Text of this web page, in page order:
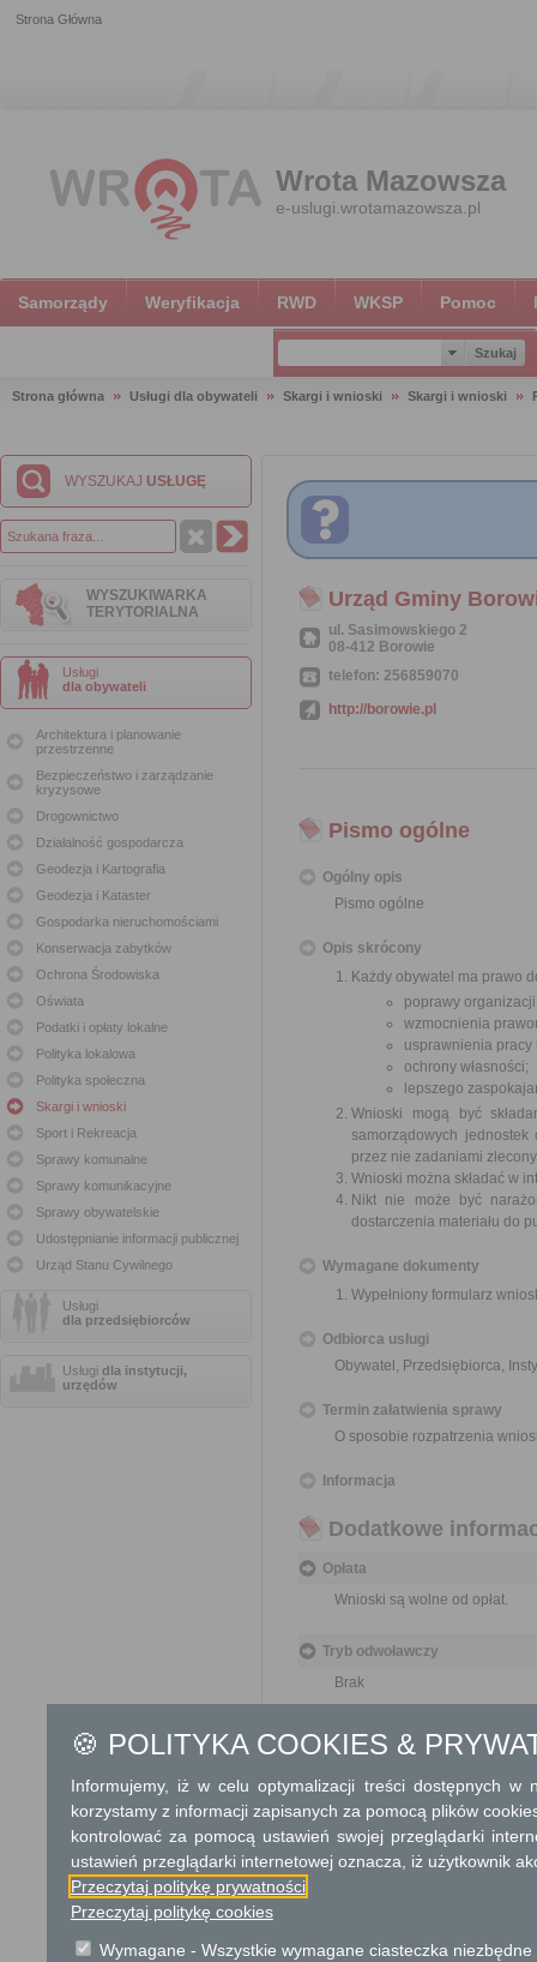
Strona Główna
Wrota Mazowsza
e-uslugi.wrotamazowsza.pl
Samorządy Weryfikacja RWD WKSP Pomoc
Strona główna Usługi dla obywateli Skargi i wnioski Skargi i wnioski
WYSZUKAJ USŁUGĘ
WYSZUKIWARKA
TERYTORIALNA
Usługi
dla obywateli
Architektura i planowanie
przestrzenne
Bezpieczeństwo i zarządzanie
kryzysowe
Drogownictwo
Działalność gospodarcza
Geodezja i Kartografia
Geodezja i Kataster
Gospodarka nieruchomościami
Konserwacja zabytków
Ochrona Środowiska
Oświata
Podatki i opłaty lokalne
Polityka lokalowa
Polityka społeczna
Skargi i wnioski
Sport i Rekreacja
Sprawy komunalne
Sprawy komunikacyjne
Sprawy obywatelskie
Udostępnianie informacji publicznej
Urząd Stanu Cywilnego
Usługi
dla przedsiębiorców
Usługi dla instytucji,
urzędów
Urząd Gminy
ul. Sasimowskiego 2
08-412 Borowie
telefon: 256859070
http://borowie.pl
Pismo ogólne
Ogólny opis
Pismo ogólne
Opis skrócony
Każdy obywatel ma prawo
poprawy
wzmocnienia
usprawnienia
ochrony własności;
lepszego
Wnioski mogą być
samorządowych
przez nie zadaniami
Wnioski można składać w
Nikt nie może być
dostarczenia materiału do
Wymagane dokumenty
Wypełniony formularz
Odbiorca usługi
Obywatel, Przedsiębiorca,
Termin załatwienia sprawy
O sposobie rozpatrzenia
Informacja
Dodatkowe
Opłata
Wnioski są wolne od opłat.
Tryb odwoławczy
Brak
Skargi i wnioski
pracowników, naruszenie
spraw.
Przedmiotem wniosku
usprawnienie pracy i
Organ właściwy dla
Informacje dodatkowe
🍪 POLITYKA COOKIES &
Informujemy, iż w celu optymalizacji treści dostępnych w
korzystamy z informacji zapisanych za pomocą plików
kontrolować za pomocą ustawień swojej przeglądarki
ustawień przeglądarki internetowej oznacza, iż użytkownik
Przeczytaj politykę prywatności
Przeczytaj politykę cookies
Wymagane - Wszystkie wymagane ciasteczka